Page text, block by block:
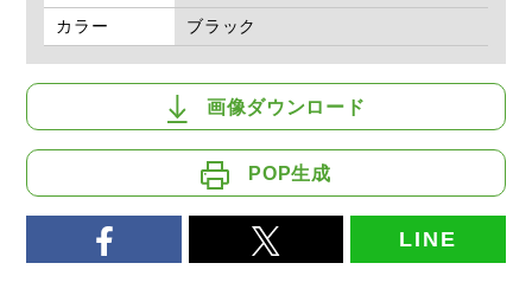
カラー
ブラック
画像ダウンロード
POP生成
LINE